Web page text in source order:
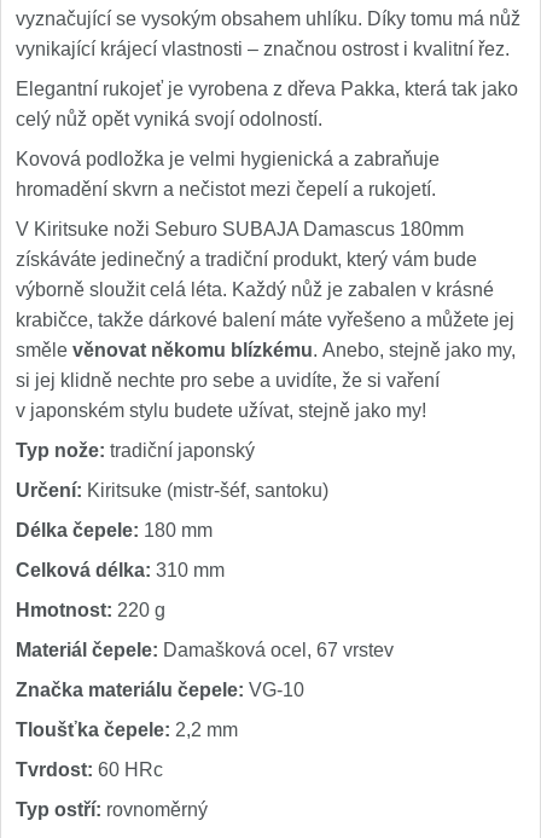
vyznačující se vysokým obsahem uhlíku. Díky tomu má nůž
vynikající krájecí vlastnosti – značnou ostrost i kvalitní řez.
Elegantní rukojeť je vyrobena z dřeva Pakka, která tak jako
celý nůž opět vyniká svojí odolností.
Kovová podložka je velmi hygienická a zabraňuje
hromadění skvrn a nečistot mezi čepelí a rukojetí.
V Kiritsuke noži Seburo SUBAJA Damascus 180mm
získáváte jedinečný a tradiční produkt, který vám bude
výborně sloužit celá léta. Každý nůž je zabalen v krásné
krabičce, takže dárkové balení máte vyřešeno a můžete jej
směle věnovat někomu blízkému. Anebo, stejně jako my,
si jej klidně nechte pro sebe a uvidíte, že si vaření
v japonském stylu budete užívat, stejně jako my!
Typ nože: tradiční japonský
Určení: Kiritsuke (mistr-šéf, santoku)
Délka čepele: 180 mm
Celková délka: 310 mm
Hmotnost: 220 g
Materiál čepele: Damašková ocel, 67 vrstev
Značka materiálu čepele: VG-10
Tloušťka čepele: 2,2 mm
Tvrdost: 60 HRc
Typ ostří: rovnoměrný